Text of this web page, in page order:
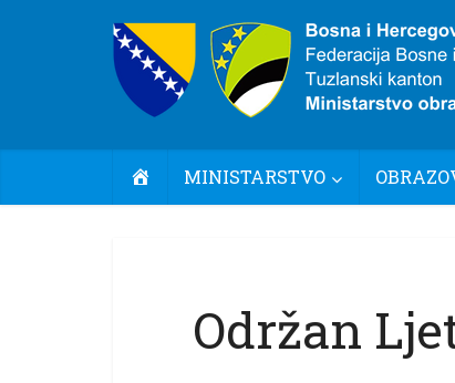
POČETNA
MINISTARSTVO
Održan